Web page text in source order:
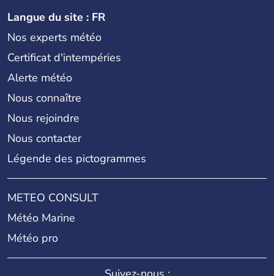
Langue du site : FR
Nos experts météo
Certificat d'intempéries
Alerte météo
Nous connaître
Nous rejoindre
Nous contacter
Légende des pictogrammes
METEO CONSULT
Météo Marine
Météo pro